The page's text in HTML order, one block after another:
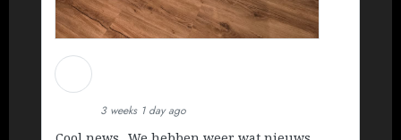
3 weeks 1 day ago